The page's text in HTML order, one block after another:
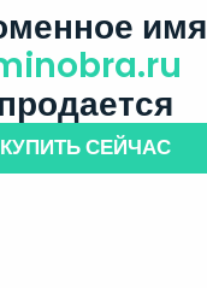
имя
продается
КУПИТЬ СЕЙЧАС